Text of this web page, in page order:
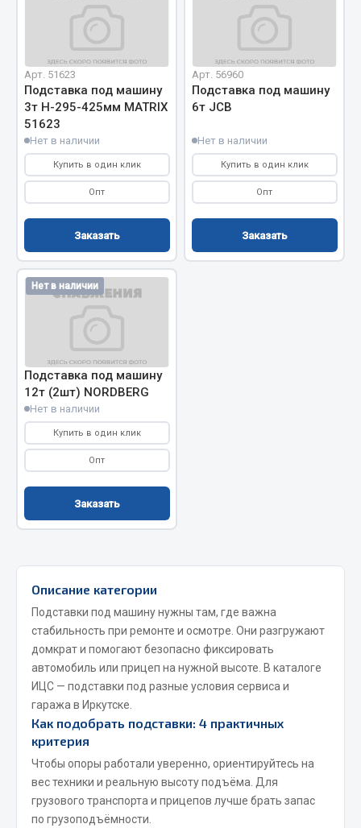
Болты
Гайки
Кольца стопорные
Пресс-масленки
Пробки
Показать ещё
Весь раздел
Camozzi
Адаптеры и переходники
Тройники
Трубки, муфты, гайки
Штуцеры
Инструмент
Автомобильный инструмент
Измерительный инструмент
Крепежный инструмент
Режущий инструмент
Силовое оборудование
Слесарный инструмент
Столярный инструмент
Показать ещё
Арт. 51623
Подставка под машину
3т H-295-425мм MATRIX
51623
Нет в наличии
Купить в один клик
Опт
Заказать
Арт. 56960
Подставка под машину
6т JCB
Нет в наличии
Купить в один клик
Опт
Заказать
Нет в наличии
Подставка под машину
12т (2шт) NORDBERG
Нет в наличии
Купить в один клик
Опт
Заказать
Описание категории
Подставки под машину нужны там, где важна
стабильность при ремонте и осмотре. Они разгружают
домкрат и помогают безопасно фиксировать
автомобиль или прицеп на нужной высоте. В каталоге
ИЦС — подставки под разные условия сервиса и
гаража в Иркутске.
Как подобрать подставки: 4 практичных
критерия
Чтобы опоры работали уверенно, ориентируйтесь на
вес техники и реальную высоту подъёма. Для
грузового транспорта и прицепов лучше брать запас
по грузоподъёмности.